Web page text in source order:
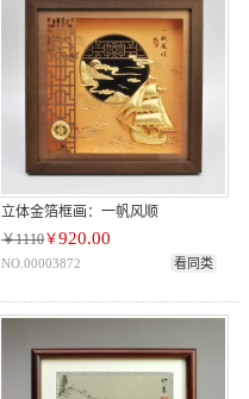
立体金箔框画：一帆风顺
￥1110￥920.00
NO.00003872 看同类